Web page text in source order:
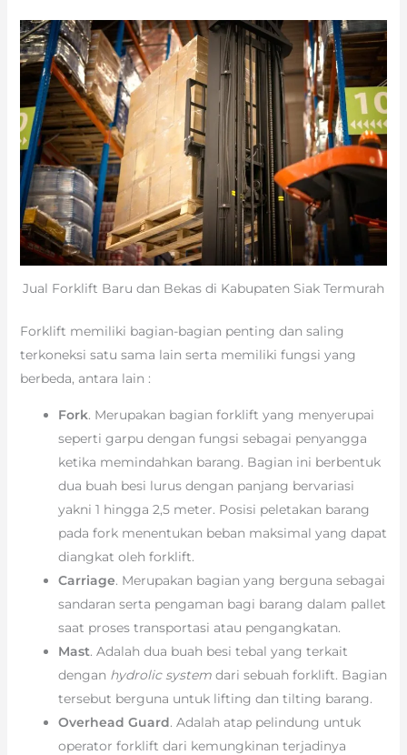
Jual Forklift Baru dan Bekas di Kabupaten Siak Termurah
Forklift memiliki bagian-bagian penting dan saling
terkoneksi satu sama lain serta memiliki fungsi yang
berbeda, antara lain :
Fork. Merupakan bagian forklift yang menyerupai
seperti garpu dengan fungsi sebagai penyangga
ketika memindahkan barang. Bagian ini berbentuk
dua buah besi lurus dengan panjang bervariasi
yakni 1 hingga 2,5 meter. Posisi peletakan barang
pada fork menentukan beban maksimal yang dapat
diangkat oleh forklift.
Carriage. Merupakan bagian yang berguna sebagai
sandaran serta pengaman bagi barang dalam pallet
saat proses transportasi atau pengangkatan.
Mast. Adalah dua buah besi tebal yang terkait
dengan hydrolic systemdari sebuah forklift. Bagian
tersebut berguna untuk lifting dan tilting barang.
Overhead Guard. Adalah atap pelindung untuk
operator forklift dari kemungkinan terjadinya